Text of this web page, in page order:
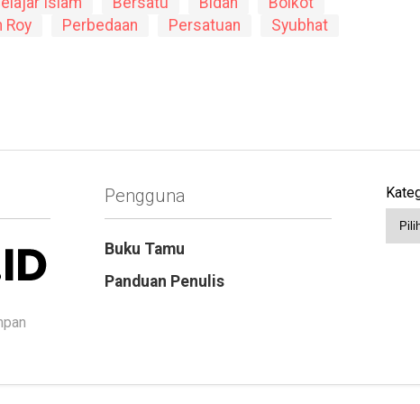
Roy Perbedaan Persatuan
Syubhat
Pengguna
Buku Tamu
Panduan Penulis